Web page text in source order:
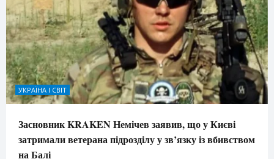
УКРАЇНА І СВІТ
Засновник KRAKEN Немічев заявив, що у Києві
затримали ветерана підрозділу у зв’язку із вбивством
на Балі